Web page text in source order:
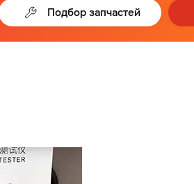
Подбор запчастей